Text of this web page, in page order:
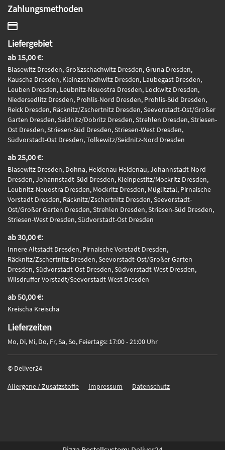
Zahlungsmethoden
Liefergebiet
ab 15,00 €:
Blasewitz Dresden, Großzschachwitz Dresden, Gruna Dresden,
Kauscha Dresden, Kleinzschachwitz Dresden, Laubegast Dresden,
Leuben Dresden, Leubnitz-Neuostra Dresden, Lockwitz Dresden,
Niedersedlitz Dresden, Prohlis-Nord Dresden, Prohlis-Süd Dresden,
Reick Dresden, Räcknitz/Zschertnitz Dresden, Seevorstadt-Ost/Großer
Garten Dresden, Seidnitz/Dobritz Dresden, Strehlen Dresden, Striesen-
Ost Dresden, Striesen-Süd Dresden, Striesen-West Dresden,
Südvorstadt-Ost Dresden, Tolkewitz/Seidnitz-Nord Dresden
ab 25,00 €:
Blasewitz Dresden, Dohna, Heidenau Heidenau, Johannstadt-Nord
Dresden, Johannstadt-Süd Dresden, Kleinpestitz/Mockritz Dresden,
Leubnitz-Neuostra Dresden, Mockritz Dresden, Müglitztal, Pirnaische
Vorstadt Dresden, Räcknitz/Zschertnitz Dresden, Seevorstadt-
Ost/Großer Garten Dresden, Strehlen Dresden, Striesen-Süd Dresden,
Striesen-West Dresden, Südvorstadt-Ost Dresden
ab 30,00 €:
Innere Altstadt Dresden, Pirnaische Vorstadt Dresden,
Räcknitz/Zschertnitz Dresden, Seevorstadt-Ost/Großer Garten
Dresden, Südvorstadt-Ost Dresden, Südvorstadt-West Dresden,
Wilsdruffer Vorstadt/Seevorstadt-West Dresden
ab 50,00 €:
Kreischa Kreischa
Lieferzeiten
Mo, Di, Mi, Do, Fr, Sa, So, Feiertags: 17:00 - 21:00 Uhr
© Deliver24
Allergene / Zusatzstoffe
Impressum Datenschutz